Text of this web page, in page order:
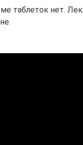
таблеток нет.